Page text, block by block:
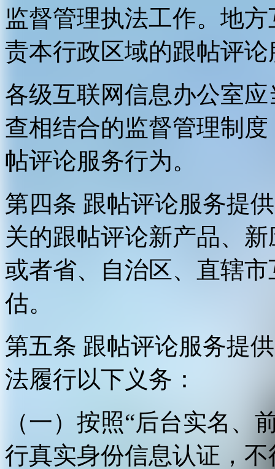
监督管理执法工作。地
责本行政区域的跟帖评
各级互联网信息办公室
查相结合的监督管理制
帖评论服务行为。
第四条 跟帖评论服务提
关的跟帖评论新产品、
或者省、自治区、直辖
估。
第五条 跟帖评论服务提
法履行以下义务：
（一）按照“后台实名、
行真实身份信息认证，